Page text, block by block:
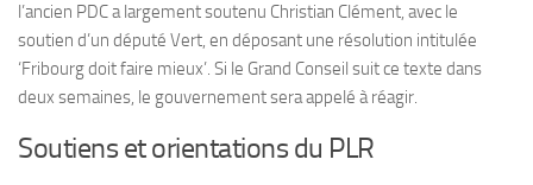
l’ancien PDC a largement soutenu Christian Clément, avec le
soutien d’un député Vert, en déposant une résolution intitulée
‘Fribourg doit faire mieux’. Si le Grand Conseil suit ce texte dans
deux semaines, le gouvernement sera appelé à réagir.
Soutiens et orientations du PLR